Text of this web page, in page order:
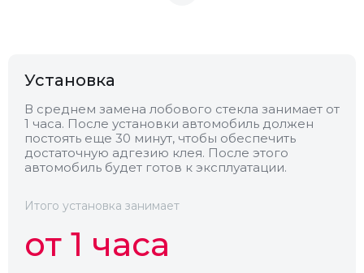
Теплопоглощающее Нет
Обогрев
Камера
Установка
В среднем замена лобового стекла занимает от
1 часа. После установки автомобиль должен
постоять еще 30 минут, чтобы обеспечить
достаточную адгезию клея. После этого
автомобиль будет готов к эксплуатации.
Итого установка занимает
от 1 часа